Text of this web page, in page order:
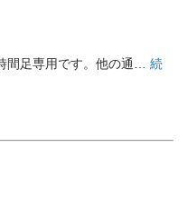
間足専用です。他の通… 続